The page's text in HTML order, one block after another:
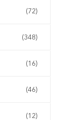
(72)
(348)
(16)
(46)
(12)